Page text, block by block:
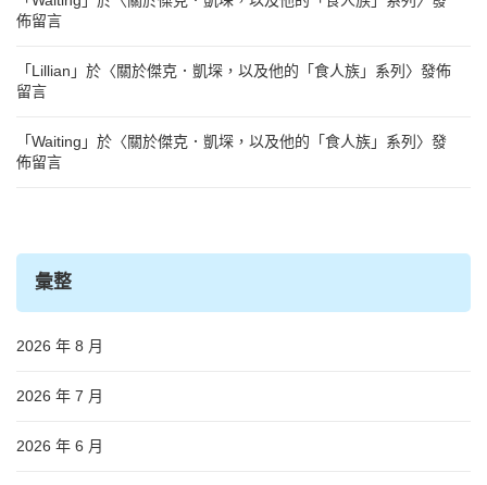
佈留言
「 Lillian 」於〈關於傑克．凱堔，以及他的「食人族」系列 〉發佈
留言
「Waiting 」於〈關於傑克．凱堔，以及他的「食人族」系列 〉發
佈留言
彙整
2026 年 8 月
2026 年 7 月
2026 年 6 月